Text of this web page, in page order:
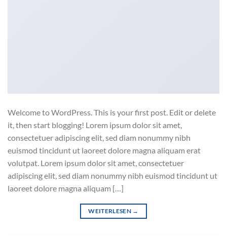
Welcome to WordPress. This is your first post. Edit or delete
it, then start blogging! Lorem ipsum dolor sit amet,
consectetuer adipiscing elit, sed diam nonummy nibh
euismod tincidunt ut laoreet dolore magna aliquam erat
volutpat. Lorem ipsum dolor sit amet, consectetuer
adipiscing elit, sed diam nonummy nibh euismod tincidunt ut
laoreet dolore magna aliquam […]
WEITERLESEN →